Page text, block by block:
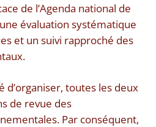
de l’Agenda national de
évaluation systématique
et un suivi rapproché des
d’organiser, toutes les deux
de revue des
Par conséquent,